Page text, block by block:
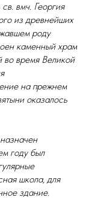
вмч. Георгия
из древнейших
роду
каменный храм
во время Великой
на прежнем
оказалось
году был
школа, для
здание.